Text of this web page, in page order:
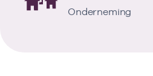
Onderneming